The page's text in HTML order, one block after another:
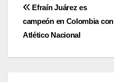
Navegación
de
entradas
Efraín Juárez es
campeón en Colombia con
Atlético Nacional